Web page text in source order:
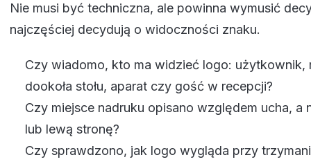
Nie musi być techniczna, ale powinna wymusić
najczęściej decydują o widoczności znaku.
Czy wiadomo, kto ma widzieć logo: użytkownik,
dookoła stołu, aparat czy gość w recepcji?
Czy miejsce nadruku opisano względem ucha, a
lub lewą stronę?
Czy sprawdzono, jak logo wygląda przy